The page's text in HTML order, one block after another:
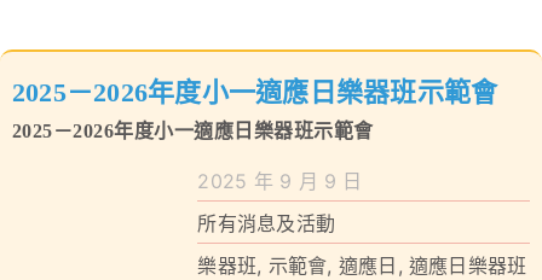
校風及學生支援
2025－2026年度小一適應日樂器班示範會
2025－2026年度小一適應日樂器班示範會
2025 年 9 月 9 日
所有消息及活動
樂器班, 示範會, 適應日 , 適應日樂器班